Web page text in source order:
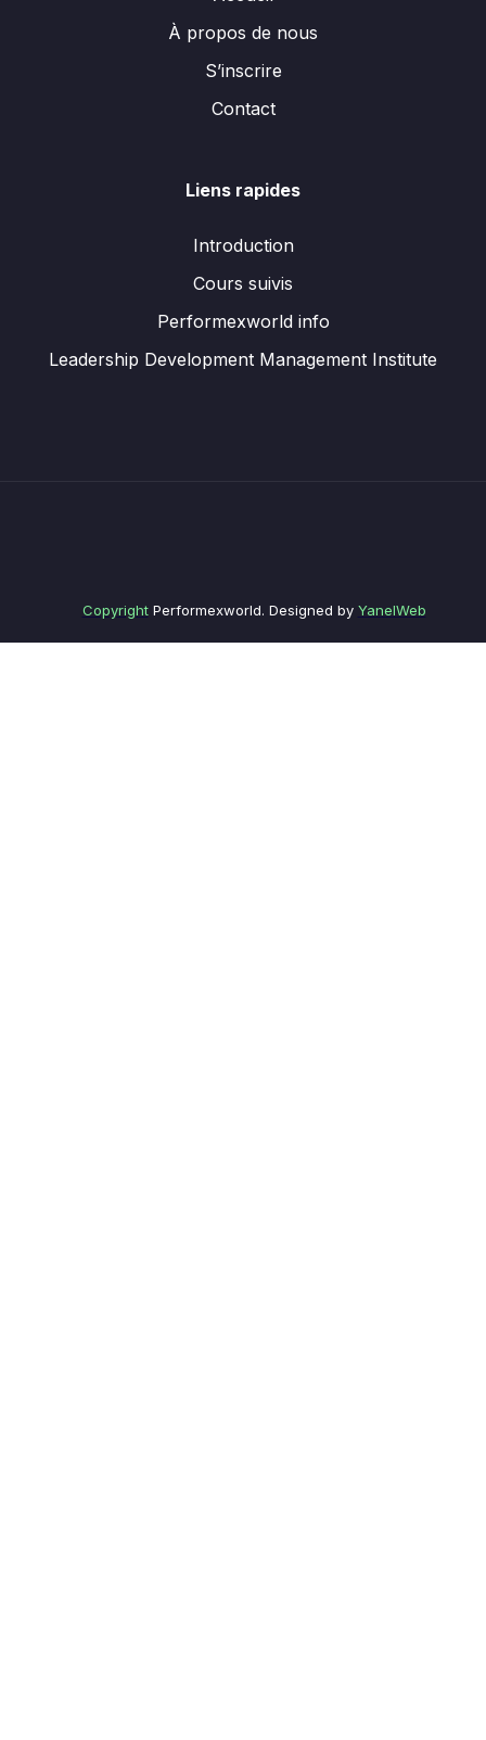
À propos de nous
S’inscrire
Contact
Liens rapides
Introduction
Cours suivis
Performexworld info
Leadership Development Management Institute
CopyrightPerformexworld. Designed by YanelWeb